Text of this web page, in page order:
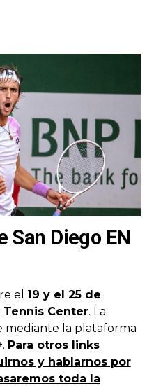
San Diego EN
el 19 y el 25 de
Tennis Center. La
mediante la plataforma
. Para otros links
y hablarnos por
toda la